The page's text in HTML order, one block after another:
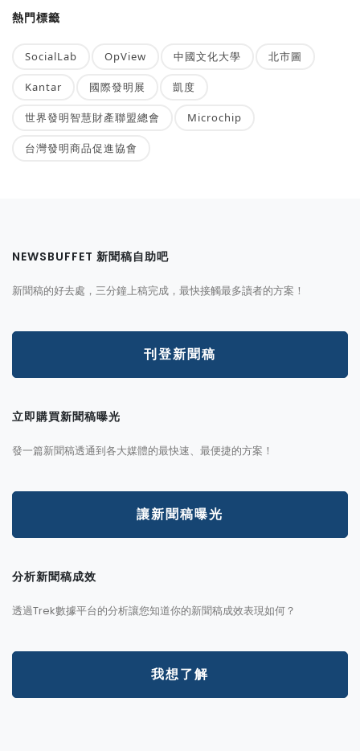
熱門標籤
SocialLab OpView 中國文化大學 北市圖
Kantar 國際發明展 凱度
世界發明智慧財產聯盟總會 Microchip
台灣發明商品促進協會
NEWSBUFFET 新聞稿自助吧
新聞稿的好去處，三分鐘上稿完成，最快接觸最多讀者的方案！
刊登新聞稿
立即購買新聞稿曝光
發一篇新聞稿透通到各大媒體的最快速、最便捷的方案！
讓新聞稿曝光
分析新聞稿成效
透過Trek數據平台的分析讓您知道你的新聞稿成效表現如何？
我想了解